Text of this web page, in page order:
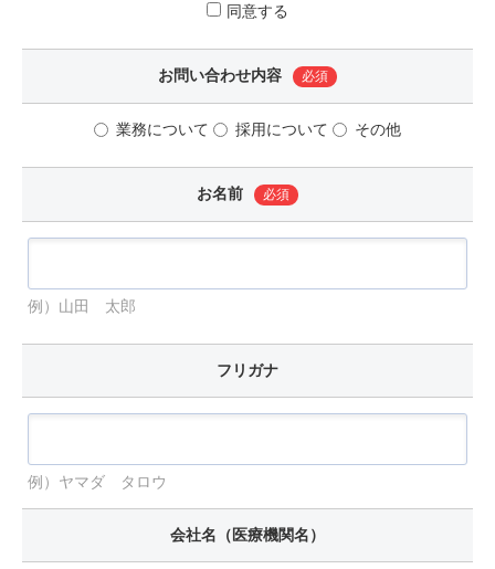
同意する
お問い合わせ内容 必須
業務について 採用について その他
お名前 必須
例）山田 太郎
フリガナ
例）ヤマダ タロウ
会社名（医療機関名）